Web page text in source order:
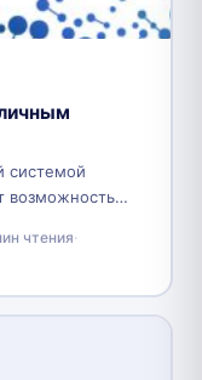
системой
возможность
или
Пользователю
чтения·